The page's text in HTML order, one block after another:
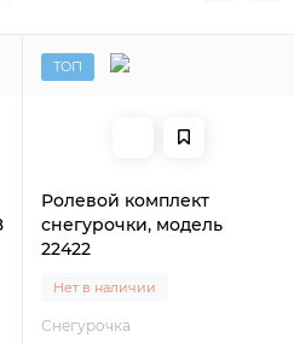
ТОП
Ролевой комплект
снегурочки, модель
22422
Нет в наличии
Снегурочка